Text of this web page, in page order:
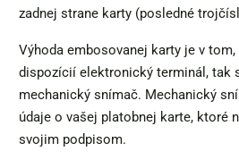
zadnej strane karty (posledné
Výhoda embosovanej karty je v
dispozícií elektronický terminál, tak
mechanický snímač. Mechanický
údaje o vašej platobnej karte, ktoré
svojim podpisom.